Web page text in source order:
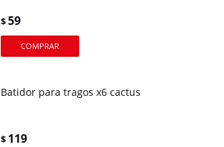
$59
Batidor para tragos x6 cactus
$ 119